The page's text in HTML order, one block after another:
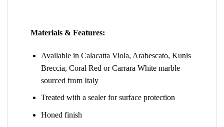
Materials & Features:
Available in Calacatta Viola, Arabescato, Kunis
Breccia, Coral Red or Carrara White marble
sourced from Italy
Treated with a sealer for surface protection
Honed finish